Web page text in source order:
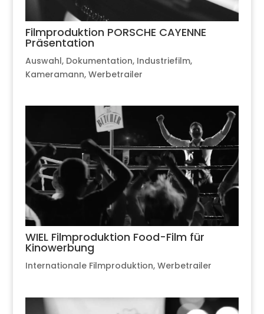
Filmproduktion PORSCHE CAYENNE
Präsentation
Auswahl, Dokumentation, Industriefilm,
Kameramann, Werbetrailer
WIEL Filmproduktion Food-Film für
Kinowerbung
Internationale Filmproduktion, Werbetrailer